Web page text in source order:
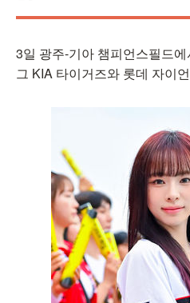
3일 광주-기아 챔피언스필드
그 KIA 타이거즈와 롯데 자이